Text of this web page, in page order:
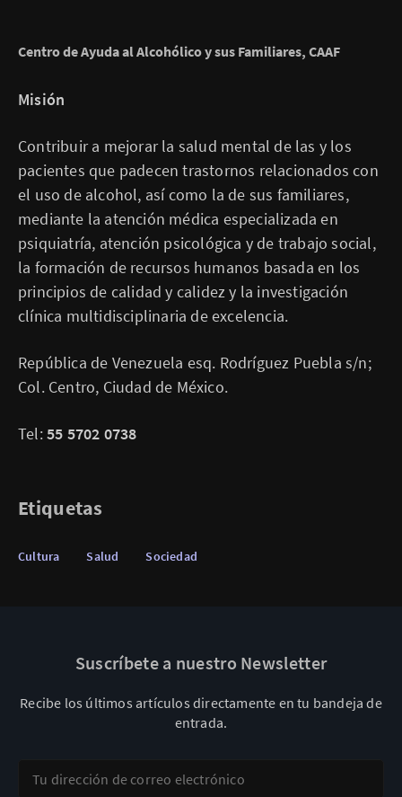
Centro de Ayuda al Alcohólico y sus Familiares, CAAF
Misión
Contribuir a mejorar la salud mental de las y los
pacientes que padecen trastornos relacionados con
el uso de alcohol, así como la de sus familiares,
mediante la atención médica especializada en
psiquiatría, atención psicológica y de trabajo social,
la formación de recursos humanos basada en los
principios de calidad y calidez y la investigación
clínica multidisciplinaria de excelencia.
República de Venezuela esq. Rodríguez Puebla s/n;
Col. Centro, Ciudad de México.
Tel:55 5702 0738
Etiquetas
Cultura Salud Sociedad
Suscríbete a nuestro Newsletter
Recibe los últimos artículos directamente en tu bandeja de
entrada.